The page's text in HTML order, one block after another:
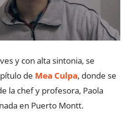
y con alta sintonia, se
de Mea Culpa, donde se
la chef y profesora, Paola
en Puerto Montt.